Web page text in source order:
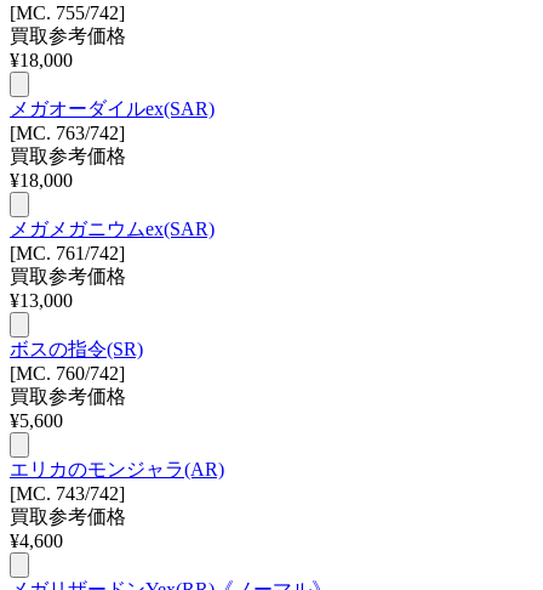
[MC. 755/742]
買取参考価格
¥18,000
メガオーダイルex(SAR)
[MC. 763/742]
買取参考価格
¥18,000
メガメガニウムex(SAR)
[MC. 761/742]
買取参考価格
¥13,000
ボスの指令(SR)
[MC. 760/742]
買取参考価格
¥5,600
エリカのモンジャラ(AR)
[MC. 743/742]
買取参考価格
¥4,600